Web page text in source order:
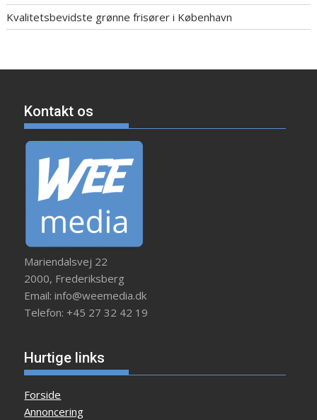
Kvalitetsbevidste grønne frisører i København
Kontakt os
Mariendalsvej 22
2000, Frederiksberg
Email: info@weemedia.dk
Telefon: +45 27 32 42 19
Hurtige links
Forside
Annoncering